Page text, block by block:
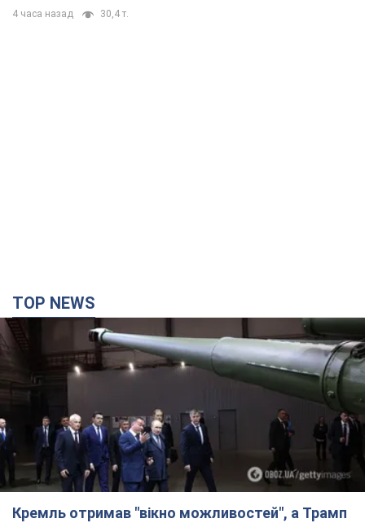
4 часа назад 30,4 т.
TOP NEWS
Кремль отримав "вікно можливостей", а Трамп